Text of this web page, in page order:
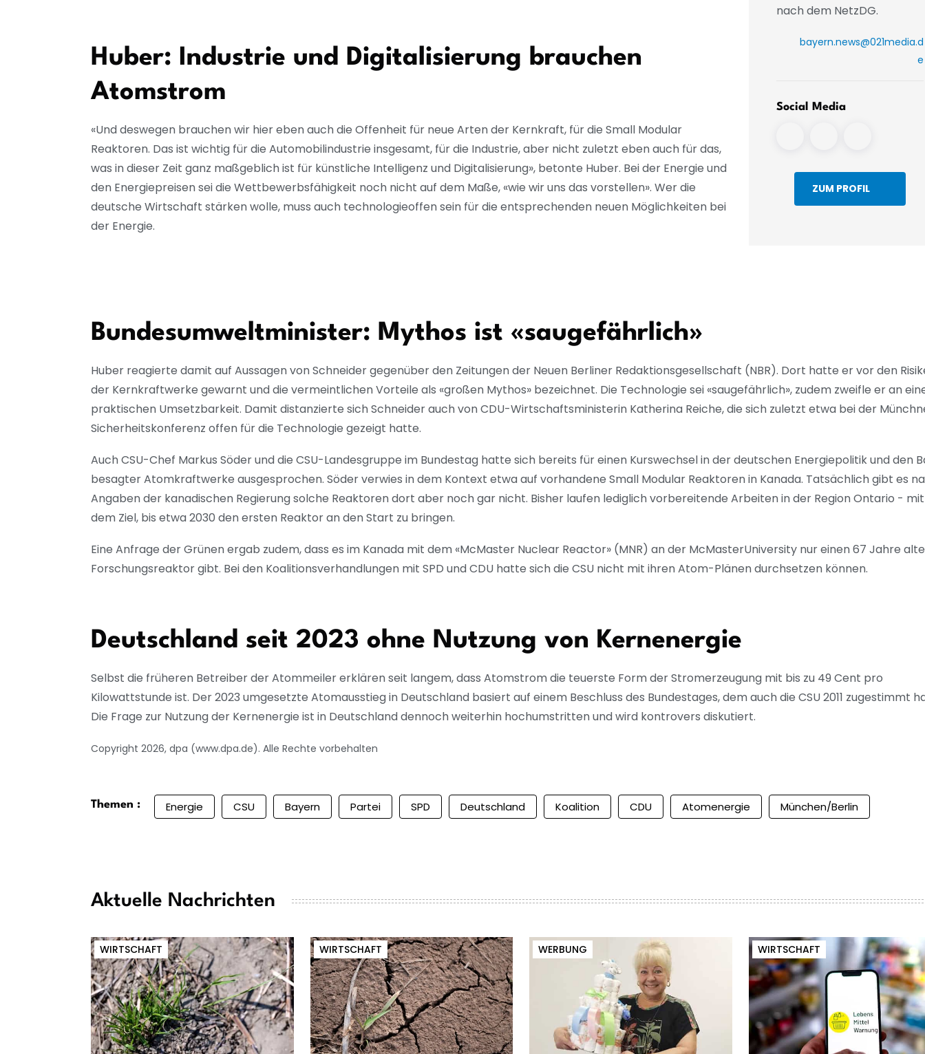
Huber: Industrie und Digitalisierung brauchen
Atomstrom
«Und deswegen brauchen wir hier eben auch die Offenheit für neue Arten der Kernkraft, für die Small Modular
Reaktoren. Das ist wichtig für die Automobilindustrie insgesamt, für die Industrie, aber nicht zuletzt eben auch für das,
was in dieser Zeit ganz maßgeblich ist für künstliche Intelligenz und Digitalisierung», betonte Huber. Bei der Energie und
den Energiepreisen sei die Wettbewerbsfähigkeit noch nicht auf dem Maße, «wie wir uns das vorstellen». Wer die
deutsche Wirtschaft stärken wolle, muss auch technologieoffen sein für die entsprechenden neuen Möglichkeiten bei
der Energie.
nach dem NetzDG.
bayern.news@021media.d
e
Social Media
ZUM PROFIL
Bundesumweltminister: Mythos ist «saugefährlich»
Huber reagierte damit auf Aussagen von Schneider gegenüber den Zeitungen der Neuen Berliner Redaktionsgesellschaft (NBR). Dort hatte er vor den
der Kernkraftwerke gewarnt und die vermeintlichen Vorteile als «großen Mythos» bezeichnet. Die Technologie sei «saugefährlich», zudem zweifle er an
praktischen Umsetzbarkeit. Damit distanzierte sich Schneider auch von CDU-Wirtschaftsministerin Katherina Reiche, die sich zuletzt etwa bei der
Sicherheitskonferenz offen für die Technologie gezeigt hatte.
Auch CSU-Chef Markus Söder und die CSU-Landesgruppe im Bundestag hatte sich bereits für einen Kurswechsel in der deutschen Energiepolitik und den
besagter Atomkraftwerke ausgesprochen. Söder verwies in dem Kontext etwa auf vorhandene Small Modular Reaktoren in Kanada. Tatsächlich gibt es
Angaben der kanadischen Regierung solche Reaktoren dort aber noch gar nicht. Bisher laufen lediglich vorbereitende Arbeiten in der Region Ontario - mit
dem Ziel, bis etwa 2030 den ersten Reaktor an den Start zu bringen.
Eine Anfrage der Grünen ergab zudem, dass es im Kanada mit dem «McMaster Nuclear Reactor» (MNR) an der McMasterUniversity nur einen 67 Jahre
Forschungsreaktor gibt. Bei den Koalitionsverhandlungen mit SPD und CDU hatte sich die CSU nicht mit ihren Atom-Plänen durchsetzen können.
Deutschland seit 2023 ohne Nutzung von Kernenergie
Selbst die früheren Betreiber der Atommeiler erklären seit langem, dass Atomstrom die teuerste Form der Stromerzeugung mit bis zu 49 Cent pro
Kilowattstunde ist. Der 2023 umgesetzte Atomausstieg in Deutschland basiert auf einem Beschluss des Bundestages, dem auch die CSU 2011 zugestimmt
Die Frage zur Nutzung der Kernenergie ist in Deutschland dennoch weiterhin hochumstritten und wird kontrovers diskutiert.
Copyright 2026, dpa (www.dpa.de). Alle Rechte vorbehalten
Themen : Energie CSU Bayern Partei SPD Deutschland Koalition CDU Atomenergie München/Berlin
Aktuelle Nachrichten
WIRTSCHAFT WIRTSCHAFT WERBUNG WIRTSCHAFT